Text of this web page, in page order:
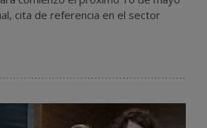
cita de referencia en el sector